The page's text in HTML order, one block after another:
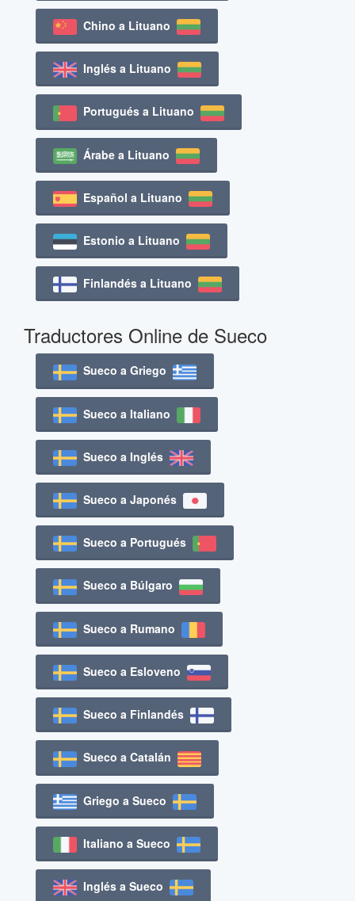
Chino a Lituano
Inglés a Lituano
Portugués a Lituano
Árabe a Lituano
Español a Lituano
Estonio a Lituano
Finlandés a Lituano
Traductores Online de Sueco
Sueco a Griego
Sueco a Italiano
Sueco a Inglés
Sueco a Japonés
Sueco a Portugués
Sueco a Búlgaro
Sueco a Rumano
Sueco a Esloveno
Sueco a Finlandés
Sueco a Catalán
Griego a Sueco
Italiano a Sueco
Inglés a Sueco